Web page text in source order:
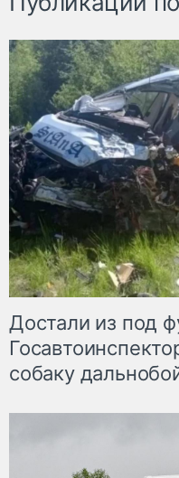
Достали из под
собаку